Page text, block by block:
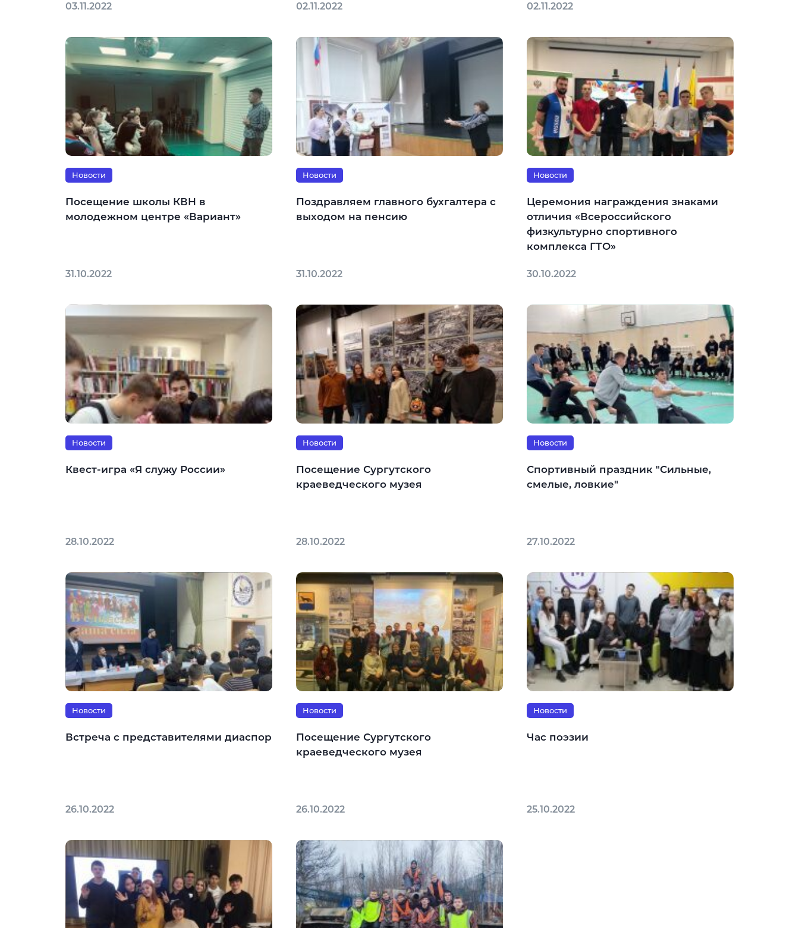
03.11.2022 02.11.2022 02.11.2022
Новости
Посещение школы КВН в
молодежном центре «Вариант»
31.10.2022
Новости
Поздравляем главного бухгалтера с
выходом на пенсию
31.10.2022
Новости
Церемония награждения знаками
отличия «Всероссийского
физкультурно спортивного
комплекса ГТО»
30.10.2022
Новости
Квест-игра «Я служу России»
28.10.2022
Новости
Посещение Сургутского
краеведческого музея
28.10.2022
Новости
Спортивный праздник "Сильные,
смелые, ловкие"
27.10.2022
Новости
Встреча с представителями диаспор
26.10.2022
Новости
Посещение Сургутского
краеведческого музея
26.10.2022
Новости
Час поэзии
25.10.2022